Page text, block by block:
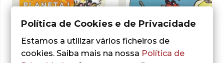
Política de Cookies e de Privacidade
Estamos a utilizar vários ficheiros de
cookies. Saiba mais na nossa Política de